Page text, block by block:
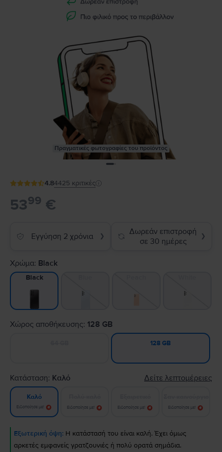
Πραγματικές φωτογραφίες του προϊόντος
4.84425 κριτικές
5399 €
Εγγύηση 2 χρόνια ❯
Δωρεάν επιστροφή
σε 30 ημέρες
❯
Χρώμα: Black
Black
Χώρος αποθήκευσης: 128 GB
128 GB
Κατάσταση: Καλό Δείτε λεπτομέρειες
Καλό
Ειδοποίησε με! Ειδοποίησε με! Ειδοποίησε με! Ειδοποίησε με!
Εξωτερική όψη: Η κατάστασή του είναι καλή. Έχει όμως
αρκετές εμφανείς γρατζουνιές ή πολύ ορατά σημάδια.